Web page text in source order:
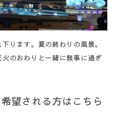
ります。夏の終わりの風景。
のおわりと一緒に無事に過ぎ
望される方はこちら